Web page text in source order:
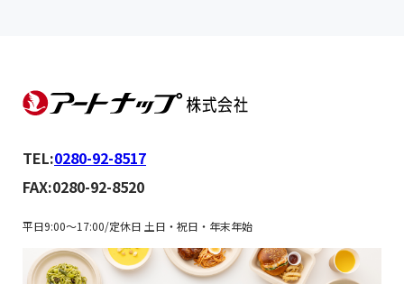
TEL:0280-92-8517
FAX:0280-92-8520
平日9:00～17:00/定休日 土日・祝日・年末年始